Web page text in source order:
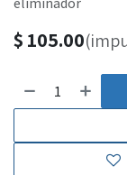
$ 105.00